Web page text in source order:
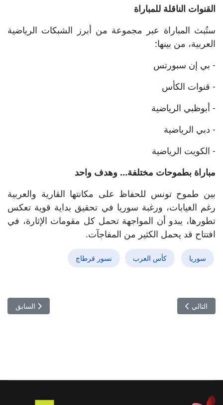
القنوات الناقلة للمباراة
ستُبث المباراة عبر مجموعة من أبرز الشبكات الرياضية
العربية، من بينها:
- بي إن سبورتس
- قنوات الكأس
- أبوظبي الرياضية
- دبي الرياضية
- الكويت الرياضية
مباراة بطموحات مختلفة… وهدف واحد
بين طموح تونس للحفاظ على مكانتها القارية والعربية
رغم الغيابات، ورغبة سوريا في تحقيق بداية قوية تعكس
تطورها، يبدو أن المواجهة تحمل كل مقومات الإثارة، في
افتتاح قد يحمل الكثير من المفاجآت.
سوريا كأس العرب نسور قرطاج
المقال
السابق
المقال التالي: تشيلسي يقاتل بعشرة لاعبين… ويوقف قطار أرسنال
التالي